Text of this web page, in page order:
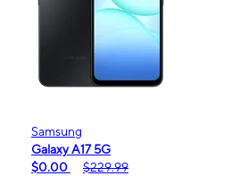
Samsung
Galaxy A17 5G
$0.00
$229.99